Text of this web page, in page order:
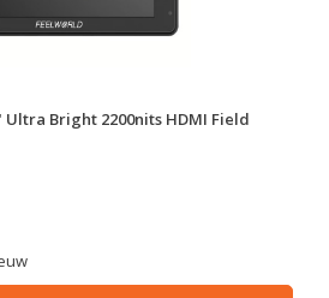
Ultra Bright 2200nits HDMI Field